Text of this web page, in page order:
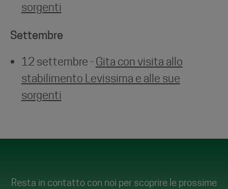
sorgenti
Settembre
12 settembre -Gita con visita allo
stabilimento Levissima e alle sue
sorgenti
Resta in contatto con noi per scoprire le prossime